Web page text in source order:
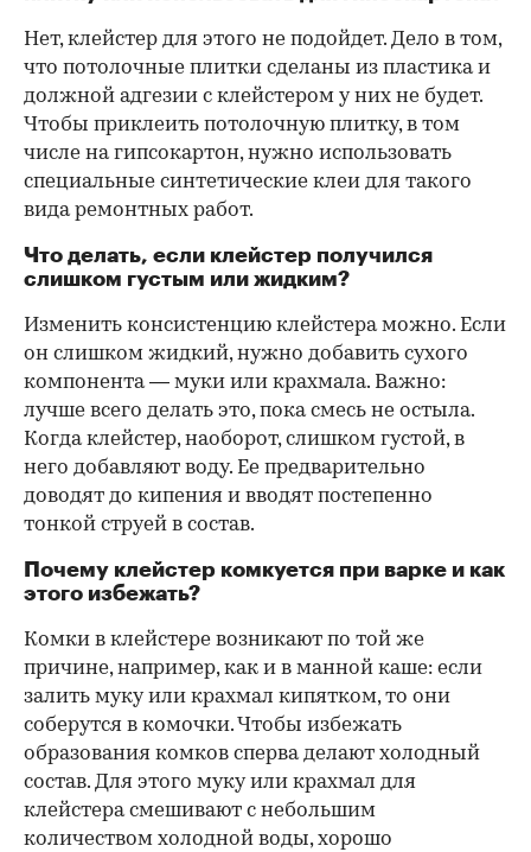
Нет, клейстер для этого не подойдет. Дело в том,
что потолочные плитки сделаны из пластика и
должной адгезии с клейстером у них не будет.
Чтобы приклеить потолочную плитку, в том
числе на гипсокартон, нужно использовать
специальные синтетические клеи для такого
вида ремонтных работ.
Что делать, если клейстер получился
слишком густым или жидким?
Изменить консистенцию клейстера можно. Если
он слишком жидкий, нужно добавить сухого
компонента — муки или крахмала. Важно:
лучше всего делать это, пока смесь не остыла.
Когда клейстер, наоборот, слишком густой, в
него добавляют воду. Ее предварительно
доводят до кипения и вводят постепенно
тонкой струей в состав.
Почему клейстер комкуется при варке и как
этого избежать?
Комки в клейстере возникают по той же
причине, например, как и в манной каше: если
залить муку или крахмал кипятком, то они
соберутся в комочки. Чтобы избежать
образования комков сперва делают холодный
состав. Для этого муку или крахмал для
клейстера смешивают с небольшим
количеством холодной воды, хорошо